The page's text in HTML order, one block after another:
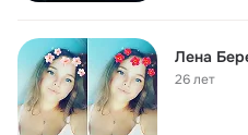
Лена
26 лет